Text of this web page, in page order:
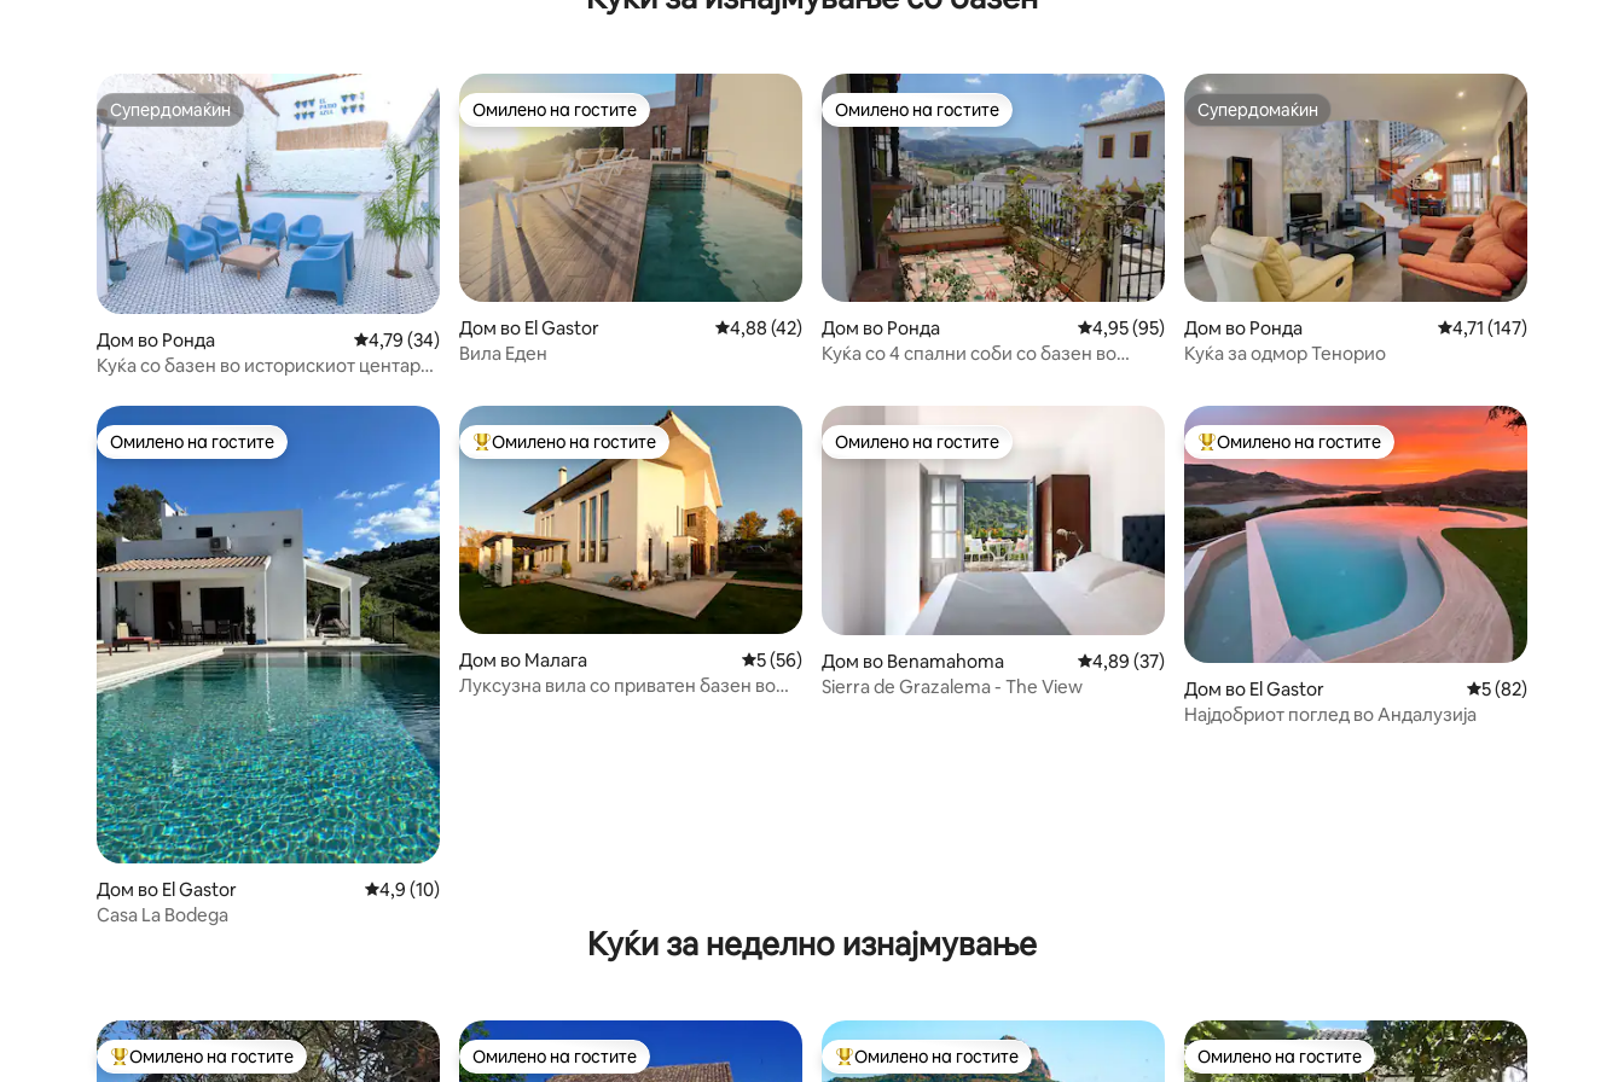
Супердомаќин
Супердомаќин
Дом во Ронда Просечна оцена: 4,79 од 5, 34 рецензии
4,79 (34)
Куќа со базен во историскиот центар
Омилено на гостите
Омилено на гостите
Дом во El Gastor Просечна оцена: 4,88 од 5, 42 рецензии
4,88 (42)
Вила Еден
Омилено на гостите
Омилено на гостите
Дом во Ронда Просечна оцена: 4,95 од 5, 95 рецензии
4,95 (95)
Куќа со 4 спални соби со базен во
Супердомаќин
Супердомаќин
Дом во Ронда Просечна оцена:
4,71 (147)
Куќа за одмор Тенорио
Омилено на гостите
Омилено на гостите
Дом во El Gastor Просечна оцена: 4,9 од 5, 10 рецензии
4,9 (10)
Casa La Bodega
Меѓу најуспешните „Омилени на гостите“
Омилено на гостите
Дом во Малага Просечна оцена: 5 од 5, 56 рецензии
5 (56)
Луксузна вила со приватен базен во
Омилено на гостите
Омилено на гостите
Дом во Benamahoma Просечна оцена: 4,89 од 5, 37 рецензии
4,89 (37)
Sierra de Grazalema - The View
Меѓу најуспешните „Омилени на гостите“
Омилено на гостите
Дом во El Gastor Просечна оцена:
5 (82)
Најдобриот поглед во Андалузија
Куќи за неделно изнајмување
Меѓу најуспешните „Омилени на гостите“
Омилено на гостите Омилено на гостите
Омилено на гостите Меѓу најуспешните „Омилени на гостите“
Омилено на гостите Омилено на гостите
Омилено на гостите